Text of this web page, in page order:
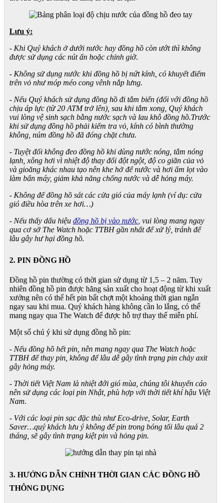
Lưu ý:
- Khi Quý khách ở dưới nước hay đồng hồ còn ướt thì không
được sử dụng các nút ấn hoặc chỉnh giờ.
- Không sử dụng nước khi đồng hồ bị nứt kính, có khuyết điểm
trên vỏ như móp méo cong vênh nắp lưng.
- Nếu Quý khách sử dụng đồng hồ đi tắm biển (đối với đồng hồ
chịu áp lực (từ 20 ATM trở lên), sau khi tắm xong, Quý khách
vui lòng vệ sinh sạch bằng nước sạch và lau khô đồng hồ.Trước
khi sử dụng đồng hồ phải kiểm tra vỏ, kính có bình thường
không, núm đồng hồ đã đóng chặt chưa.
- Tuyệt đối không đeo đồng hồ khi dùng nước nóng, tắm nóng
lạnh, xông hơi vì nhiệt độ thay đổi đột ngột, độ co giãn của vỏ
và gioăng khác nhau tạo nên khe hở để nước và hơi ẩm lọt vào
làm bẩn máy, giảm khả năng chống nước và dễ hỏng máy.
- Không để đồng hồ sát các cửa gió của máy lạnh (ví dụ: cửa
gió điều hòa trên xe hơi…)
- Nếu thấy dấu hiệu đồng hồ bị vào nước , vui lòng mang ngay
qua cơ sở The Watch hoặc TTBH gần nhất để xử lý, tránh để
lâu gây hư hại đồng hồ.
2. PIN ĐỒNG HỒ
Đồng hồ pin thường có thời gian sử dụng từ 1,5 – 2 năm. Tuy
nhiên đồng hồ pin được hãng sản xuất cho hoạt động từ khi xuất
xưởng nên có thể hết pin bất chợt một khoảng thời gian ngắn
ngay sau khi mua. Quý khách hàng không cần lo lắng, có thể
mang ngay qua The Watch để được hỗ trợ thay thế miễn phí.
Một số chú ý khi sử dụng đồng hồ pin:
- Nếu đồng hồ hết pin, nên mang ngay qua The Watch hoặc
TTBH để thay pin, không để lâu dễ gây tình trạng pin chảy axit
gây hỏng máy.
- Thời tiết Việt Nam là nhiệt đới gió mùa, chúng tôi khuyến cáo
nên sử dụng các loại pin Nhật, phù hợp với thời tiết khí hậu Việt
Nam.
- Với các loại pin sạc đặc thù như Eco-drive, Solar, Earth
Saver…quý khách lưu ý không để pin trong bóng tối lâu quá 2
tháng, sẽ gây tình trạng kiệt pin và hỏng pin.
3. HƯỚNG DẪN CHỈNH THỜI GIAN CÁC ĐỒNG HỒ
THÔNG DỤNG